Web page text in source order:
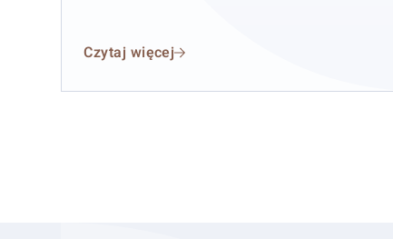
Studium Doktorskiego.
Czytaj więcej